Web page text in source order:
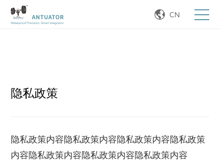
CN
隐私政策
隐私政策内容隐私政策内容隐私政策内容隐私政策
内容隐私政策内容隐私政策内容隐私政策内容